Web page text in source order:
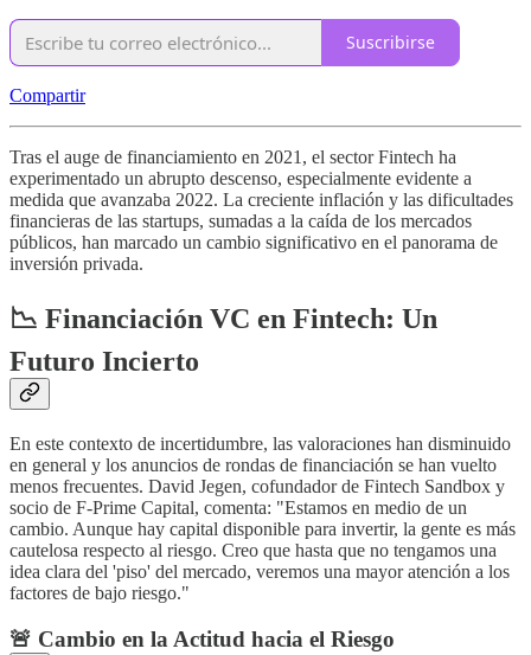
Suscribirse
Compartir
Tras el auge de financiamiento en 2021, el sector Fintech ha
experimentado un abrupto descenso, especialmente evidente a
medida que avanzaba 2022. La creciente inflación y las dificultades
financieras de las startups, sumadas a la caída de los mercados
públicos, han marcado un cambio significativo en el panorama de
inversión privada.
📉 Financiación VC en Fintech: Un
Futuro Incierto
En este contexto de incertidumbre, las valoraciones han disminuido
en general y los anuncios de rondas de financiación se han vuelto
menos frecuentes. David Jegen, cofundador de Fintech Sandbox y
socio de F-Prime Capital, comenta: "Estamos en medio de un
cambio. Aunque hay capital disponible para invertir, la gente es más
cautelosa respecto al riesgo. Creo que hasta que no tengamos una
idea clara del 'piso' del mercado, veremos una mayor atención a los
factores de bajo riesgo."
🚨 Cambio en la Actitud hacia el Riesgo